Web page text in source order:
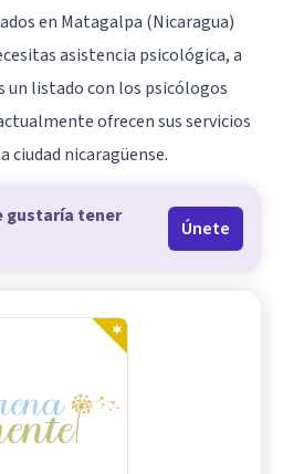
en Matagalpa (Nicaragua)
asistencia psicológica, a
listado con los psicólogos
ofrecen sus servicios
ciudad nicaragüense.
gustaría tener
Únete